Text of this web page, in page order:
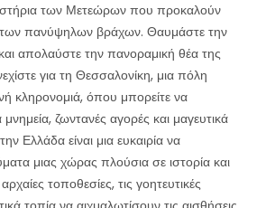
των Μετεώρων που προκαλούν
πανύψηλων βράχων. Θαυμάστε την
απολαύστε την πανοραμική θέα της
για τη Θεσσαλονίκη, μια πόλη
κληρονομιά, όπου μπορείτε να
μνημεία, ζωντανές αγορές και μαγευτικά
Ελλάδα είναι μια ευκαιρία να
μιας χώρας πλούσια σε ιστορία και
τοποθεσίες, τις γοητευτικές